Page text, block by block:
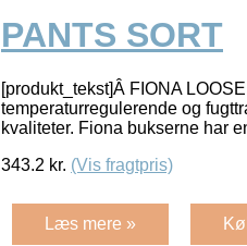
PANTS SORT
[produkt_tekst]Â FIONA
temperaturregulerende og
kvaliteter. Fiona bukserne har
343.2 kr. (Vis fragtpris)
Læs mere »